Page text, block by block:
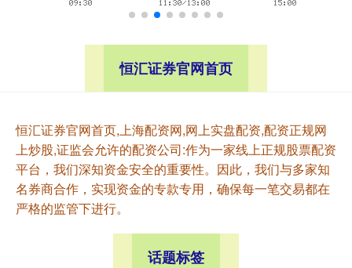
恒汇证券官网首页
恒汇证券官网首页,上海配资网,网上实盘配资,配资正规网
上炒股,证监会允许的配资公司:作为一家线上正规股票配资
平台，我们深知资金安全的重要性。因此，我们与多家知
名券商合作，实现资金的专款专用，确保每一笔交易都在
严格的监管下进行。
话题标签